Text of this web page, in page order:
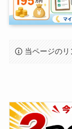
当ページのリ